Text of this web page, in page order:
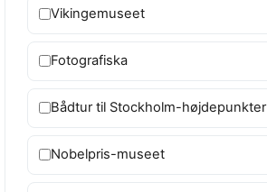
Vikingemuseet
Fotografiska
Bådtur til Stockholm-højdepunkter
Nobelpris-museet